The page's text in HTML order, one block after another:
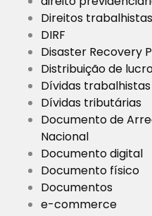
Direitos trabalhistas
DIRF
Disaster Recovery
Distribuição de
Dívidas trabalhistas
Dívidas tributárias
Documento de
Nacional
Documento digital
Documento físico
Documentos
e-commerce